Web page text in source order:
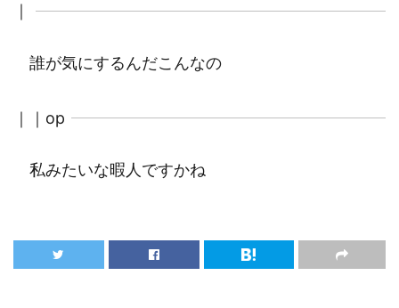
｜
誰が気にするんだこんなの
｜｜op
私みたいな暇人ですかね